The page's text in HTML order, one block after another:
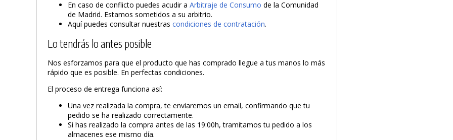
En caso de conflicto puedes acudir aArbitraje de Consumo de la Comunidad
de Madrid. Estamos sometidos a su arbitrio.
Aquí puedes consultar nuestrascondiciones de contratación.
Lo tendrás lo antes posible
Nos esforzamos para que el producto que has comprado llegue a tus manos lo más
rápido que es posible. En perfectas condiciones.
El proceso de entrega funciona así:
Una vez realizada la compra, te enviaremos un email, confirmando que tu
pedido se ha realizado correctamente.
Si has realizado la compra antes de las 19:00h, tramitamos tu pedido a los
almacenes ese mismo día.